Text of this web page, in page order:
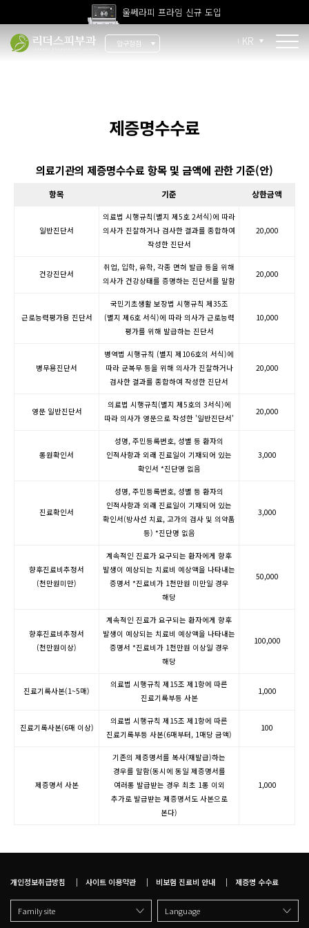
울쎄라피 프라임 신규 도입
고압산소치료 신규 도입
압구정점 KR
써마지 Fit
울쎄라 Fit
눈가 실리프팅
팔자주름
이중턱 엘싸
목주름
제증명수수료
의료기관의 제증명수수료 항목 및 금액에 관한 기준(안)
항목 기준 상한금액
일반진단서
의료법 시행규칙(별지 제5호 2서식)에 따라
의사가 진찰하거나 검사한 결과를 종합하여
작성한 진단서
20,000
건강진단서
취업, 입학, 유학, 각종 면허 발급 등을 위해
의사가 건강상태를 증명하는 진단서를 말함
20,000
근로능력평가용 진단서
국민기초생활 보장법 시행규칙 제35조
(별지 제6호 서식)에 따라 의사가 근로능력
평가를 위해 발급하는 진단서
10,000
병무용진단서
병역법 시행규칙 (별지 제106호의 서식)에
따라 군복무 등을 위해 의사가 진찰하거나
검사한 결과를 종합하여 작성한 진단서
20,000
영문 일반진단서
의료법 시행규칙(별지 제5호의 3서식)에
따라 의사가 영문으로 작성한 '일반진단서'
20,000
통원확인서
성명, 주민등록번호, 성별 등 환자의
인적사항과 외래 진료일이 기재되어 있는
확인서 *진단명 없음
3,000
진료확인서
성명, 주민등록번호, 성별 등 환자의
인적사항과 외래 진료일이 기재되어 있는
확인서(방사선 치료, 고가의 검사 및 의약품
등) *진단명 없음
3,000
향후진료비추정서
(천만원미만)
계속적인 진료가 요구되는 환자에게 향후
발생이 예상되는 치료비 예상액을 나타내는
증명서 *진료비가 1천만원 미만일 경우
해당
50,000
향후진료비추정서
(천만원이상)
계속적인 진료가 요구되는 환자에게 향후
발생이 예상되는 치료비 예상액을 나타내는
증명서 *진료비가 1천만원 이상일 경우
해당
100,000
진료기록사본(1~5매)
의료법 시행규칙 제15조 제1항에 따른
진료기록부등 사본
1,000
진료기록사본(6매 이상)
의료법 시행규칙 제15조 제1항에 따른
진료기록부등 사본(6매부터, 1매당 금액)
100
제증명서 사본
기존의 제증명서를 복사(재발급)하는
경우를 말함(동시에 동일 제증명서를
여러통 발급받는 경우 최초 1통 이외
추가로 발급받는 제증명서도 사본으로
본다)
1,000
개인정보취급방침 사이트 이용약관 비보험 진료비 안내 제증명 수수료
Family site Language